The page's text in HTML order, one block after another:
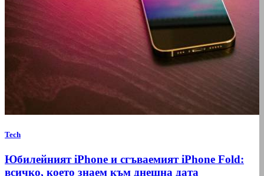
Tech
Юбилейният iPhone и сгъваемият iPhone Fold:
всичко, което знаем към днешна дата